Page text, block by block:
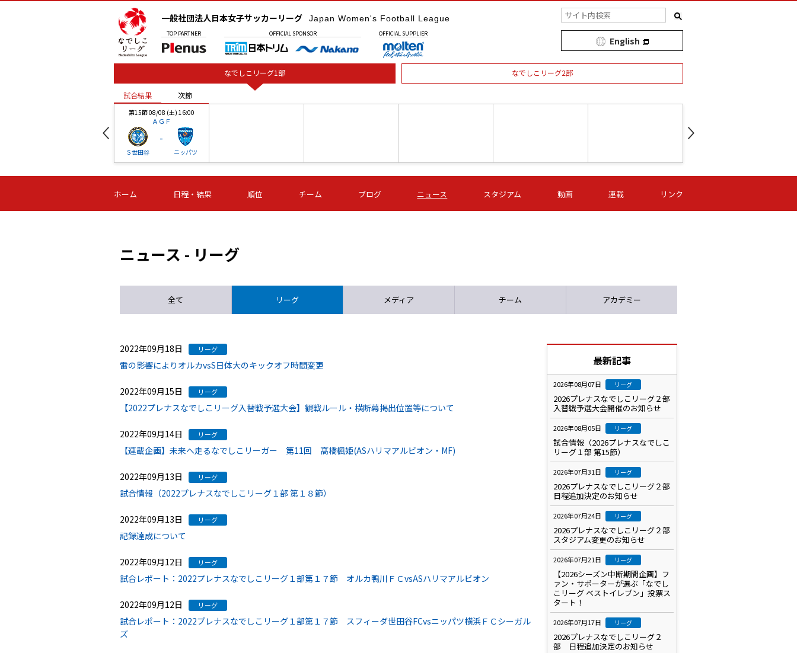
一般社団法人日本女子サッカーリーグ Japan Women's Football League
TOP PARTNER OFFICIAL SPONSOR OFFICIAL SUPPLIER
English
なでしこリーグ1部 なでしこリーグ2部
試合結果 次節
第15節 08/08 (土) 16:00
ＡＧＦ
Ｓ世田谷
-
ニッパツ
-
第16節 09/05 (土) 15:00
ニッパツ
-
第16節 09/05 (土) 15:00
石人の星
-
第16節 09/05 (土) 16:00
ＡＧＦ
-
いちご
-
第16節 09/06 (日) 15:00
-
第16節 09/06 (日) 15:00
- -
試合結果 次節
ホーム 日程・結果 順位 チーム ブログ ニュース スタジアム 動画 連載 リンク
ニュース - リーグ
全て リーグ メディア チーム アカデミー
2022年09月18日 リーグ
雷の影響によりオルカvsS日体大のキックオフ時間変更
2022年09月15日 リーグ
【2022プレナスなでしこリーグ入替戦予選大会】観戦ルール・横断幕掲出位置等について
2022年09月14日 リーグ
【連載企画】未来へ走るなでしこリーガー 第11回 髙橋楓姫(ASハリマアルビオン・MF)
2022年09月13日 リーグ
試合情報（2022プレナスなでしこリーグ１部 第１８節）
2022年09月13日 リーグ
記録達成について
2022年09月12日 リーグ
試合レポート：2022プレナスなでしこリーグ１部第１７節 オルカ鴨川ＦＣvsASハリマアルビオン
2022年09月12日 リーグ
試合レポート：2022プレナスなでしこリーグ１部第１７節 スフィーダ世田谷FCvsニッパツ横浜ＦＣシーガル
ズ
最新記事
2026年08月07日 リーグ
2026プレナスなでしこリーグ２部
入替戦予選大会開催のお知らせ
2026年08月05日 リーグ
試合情報（2026プレナスなでしこ
リーグ１部 第15節）
2026年07月31日 リーグ
2026プレナスなでしこリーグ２部
日程追加決定のお知らせ
2026年07月24日 リーグ
2026プレナスなでしこリーグ２部
スタジアム変更のお知らせ
2026年07月21日 リーグ
【2026シーズン中断期間企画】フ
ァン・サポーターが選ぶ「なでし
こリーグ ベストイレブン」投票ス
タート！
2026年07月17日 リーグ
2026プレナスなでしこリーグ２
部 日程追加決定のお知らせ